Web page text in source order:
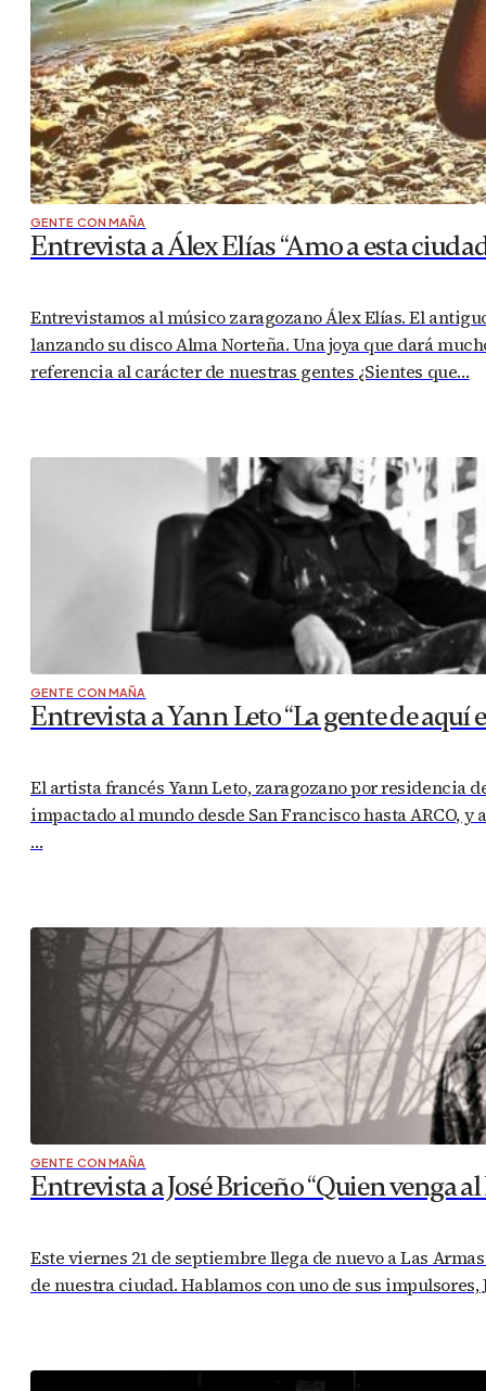
GENTE CON MAÑA
Entrevista a Álex Elías “Amo a esta
Entrevistamos al músico zaragozano Álex Elías. El
lanzando su disco Alma Norteña. Una joya que dará
referencia al carácter de nuestras gentes ¿Sientes que…
GENTE CON MAÑA
Entrevista a Yann Leto “La gente de aquí
El artista francés Yann Leto, zaragozano por residencia
impactado al mundo desde San Francisco hasta ARCO,
…
GENTE CON MAÑA
Entrevista a José Briceño “Quien venga
Este viernes 21 de septiembre llega de nuevo a Las
de nuestra ciudad. Hablamos con uno de sus